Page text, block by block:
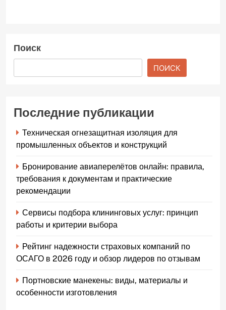
Поиск
ПОИСК
Последние публикации
Техническая огнезащитная изоляция для
промышленных объектов и конструкций
Бронирование авиаперелётов онлайн: правила,
требования к документам и практические
рекомендации
Сервисы подбора клининговых услуг: принцип
работы и критерии выбора
Рейтинг надежности страховых компаний по
ОСАГО в 2026 году и обзор лидеров по отзывам
Портновские манекены: виды, материалы и
особенности изготовления